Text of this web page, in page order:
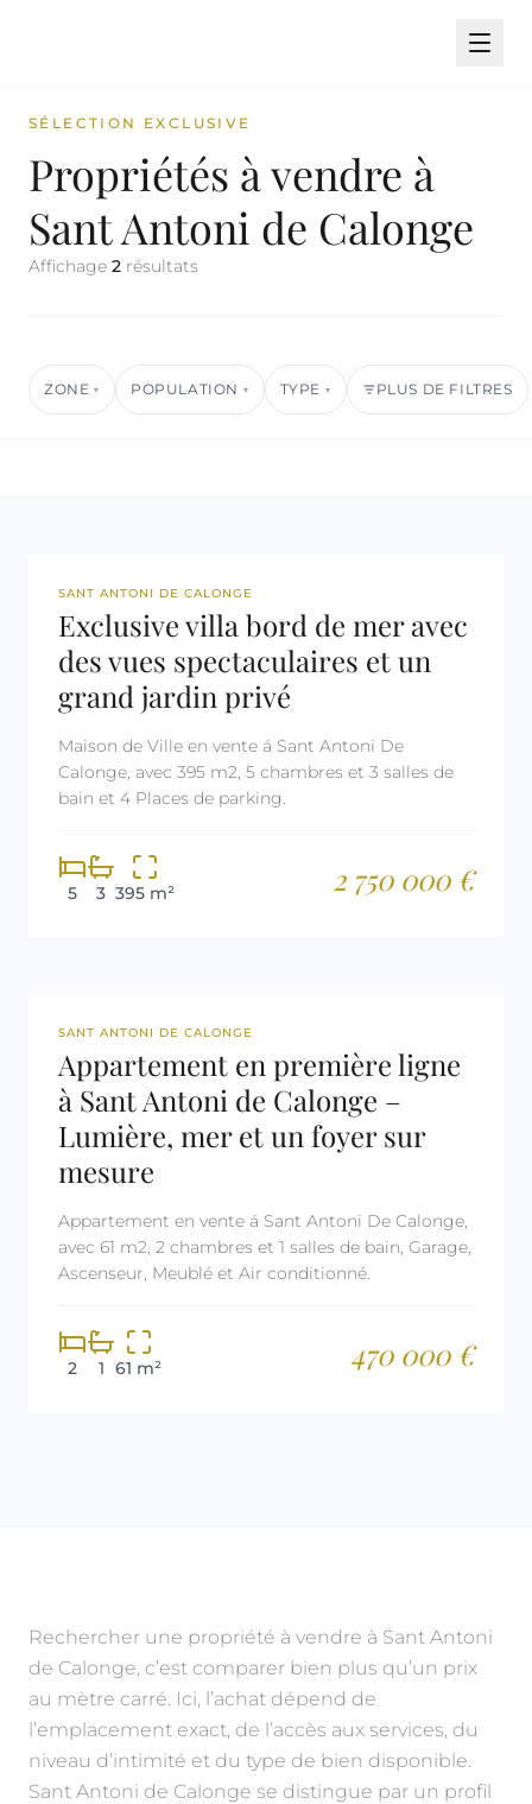
SÉLECTION EXCLUSIVE
Propriétés à vendre à
Sant Antoni de Calonge
Affichage 2 résultats
ZONE ▾ POPULATION ▾ TYPE ▾ PLUS DE FILTRES
REF: 2500
SANT ANTONI DE CALONGE
Exclusive villa bord de mer avec
des vues spectaculaires et un
grand jardin privé
Maison de Ville en vente á Sant Antoni De
Calonge, avec 395 m2, 5 chambres et 3 salles de
bain et 4 Places de parking.
5 3 395 m² 2 750 000 €
REF: 2680
SANT ANTONI DE CALONGE
Appartement en première ligne
à Sant Antoni de Calonge –
Lumière, mer et un foyer sur
mesure
Appartement en vente á Sant Antoni De Calonge,
avec 61 m2, 2 chambres et 1 salles de bain, Garage,
Ascenseur, Meublé et Air conditionné.
2 1 61 m² 470 000 €
Rechercher une propriété à vendre à Sant Antoni
de Calonge, c’est comparer bien plus qu’un prix
au mètre carré. Ici, l’achat dépend de
l’emplacement exact, de l’accès aux services, du
niveau d’intimité et du type de bien disponible.
Sant Antoni de Calonge se distingue par un profil